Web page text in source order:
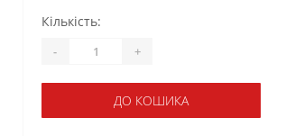
Кількість:
- +
ДО КОШИКА